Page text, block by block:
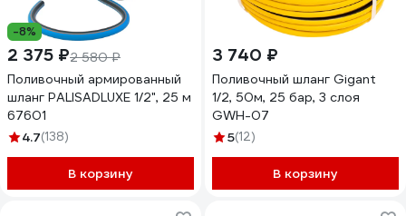
-8%
2 375 ₽2 580 ₽
Поливочный армированный
шланг PALISADLUXE 1/2", 25 м
67601
4.7(138)
В корзину
3 740 ₽
Поливочный шланг Gigant
1/2, 50м, 25 бар, 3 слоя
GWH-07
5(12)
В корзину